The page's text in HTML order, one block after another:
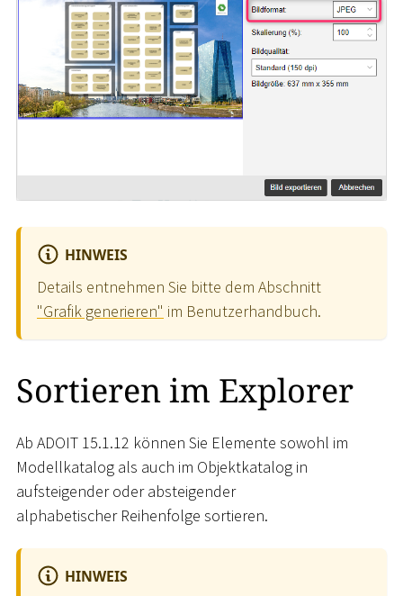
HINWEIS
Details entnehmen Sie bitte dem Abschnitt
"Grafik generieren" im Benutzerhandbuch.
Sortieren im Explorer
Ab ADOIT 15.1.12 können Sie Elemente sowohl im
Modellkatalog als auch im Objektkatalog in
aufsteigender oder absteigender
alphabetischer Reihenfolge sortieren.
HINWEIS